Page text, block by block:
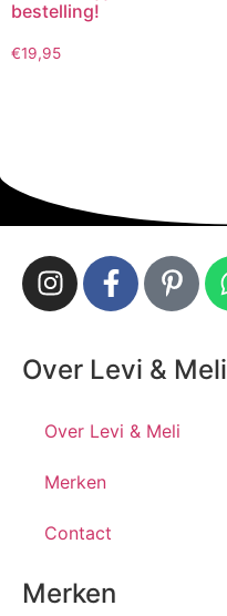
bestelling!
€19,95
Over Levi & Meli
Over Levi & Meli
Merken
Contact
Merken